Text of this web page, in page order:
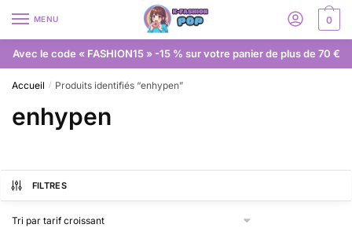
MENU 0
Avec le code « FASHION15 » -15 % sur votre panier de plus de 70 €
Accueil / Produits identifiés “enhypen”
enhypen
FILTRES